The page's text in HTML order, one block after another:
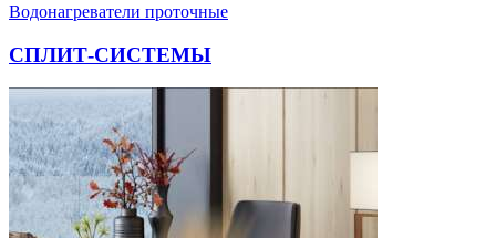
Водонагреватели проточные
СПЛИТ-СИСТЕМЫ